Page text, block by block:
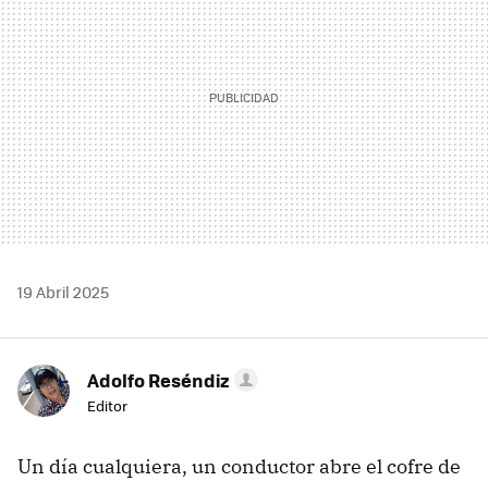
19 Abril 2025
Adolfo Reséndiz
Editor
Un día cualquiera, un conductor abre el cofre de